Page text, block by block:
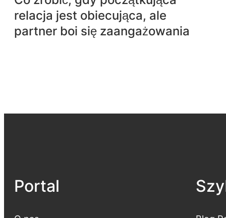
relacja jest obiecująca, ale
partner boi się zaangażowania
Portal